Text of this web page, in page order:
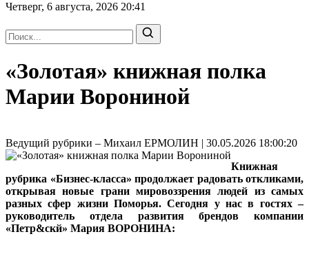
Четверг, 6 августа, 2026 20:41
«Золотая» книжная полка
Марии Ворониной
Ведущий рубрики – Михаил ЕРМОЛИН | 30.05.2026 18:00:20
Книжная
рубрика «Бизнес-класса» продолжает радовать откликами,
открывая новые грани мировоззрения людей из самых
разных сфер жизни Поморья. Сегодня у нас в гостях –
руководитель отдела развития брендов компании
«Петр&скй» Мария ВОРОНИНА: